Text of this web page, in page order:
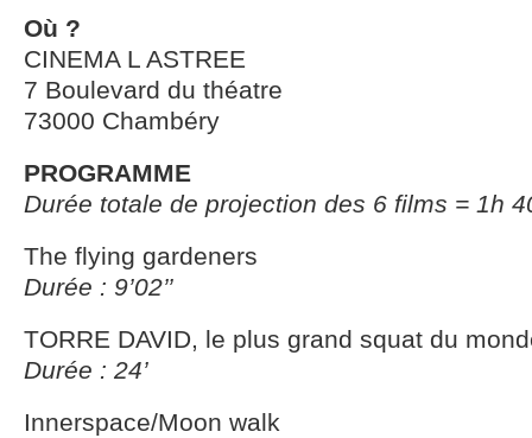
Où ?
CINEMA L ASTREE
7 Boulevard du théatre
73000 Chambéry
PROGRAMME
Durée totale de projection des 6 films = 1h
The flying gardeners
Durée : 9’02’’
TORRE DAVID, le plus grand squat du
Durée : 24’
Innerspace/Moon walk